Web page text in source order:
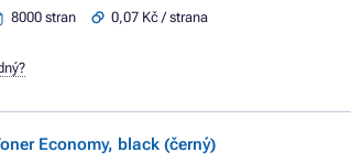
8000 stran
0,07 Kč / strana
Economy, black (černý)